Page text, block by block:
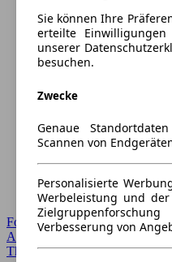
Forum Startseite
Alle Auto-Foren
Themen-Forum
Sie können Ihre
erteilte
unserer
besuchen.
Zwecke
Genaue
Scannen von
Personalisierte
Werbeleistung und
Verbesserung von